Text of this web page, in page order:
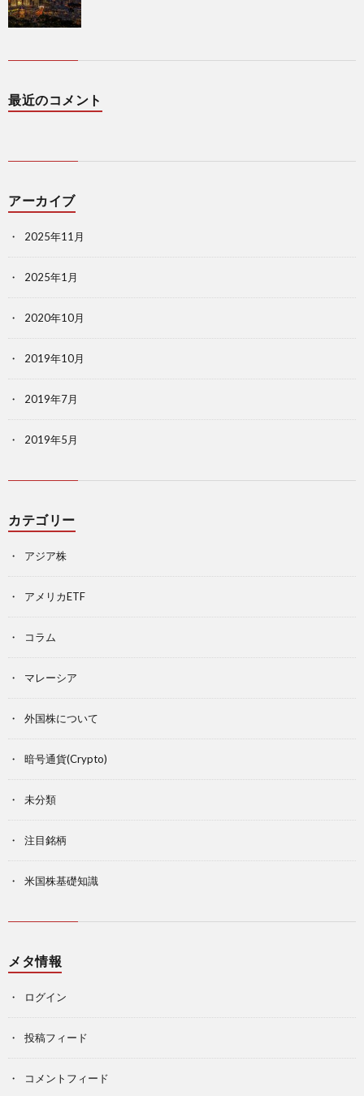
最近のコメント
アーカイブ
2025年11月
2025年1月
2020年10月
2019年10月
2019年7月
2019年5月
カテゴリー
アジア株
アメリカETF
コラム
マレーシア
外国株について
暗号通貨(Crypto)
未分類
注目銘柄
米国株基礎知識
メタ情報
ログイン
投稿フィード
コメントフィード